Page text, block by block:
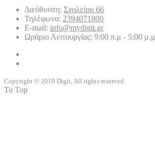
Διεύθυνση: Σχολείου 66
Τηλέφωνα: 2394071800
E-mail: info@mydigit.gr
Ωράριο Λειτουργίας: 9:00 π.μ - 5:00 μ.μ
Copyright © 2019 Digit, All rights reserved.
To Top